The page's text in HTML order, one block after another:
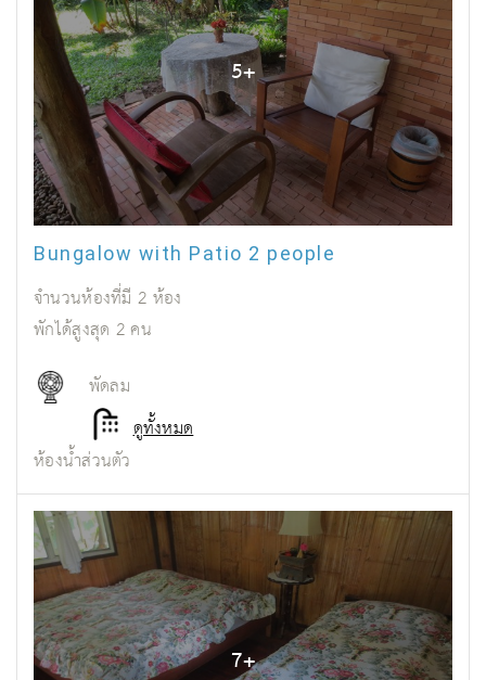
5+
Bungalow with Patio 2 people
จำนวนห้องที่มี 2 ห้อง
พักได้สูงสุด 2คน
พัดลม
ห้องน้ำส่วนตัว
ดูทั้งหมด
7+